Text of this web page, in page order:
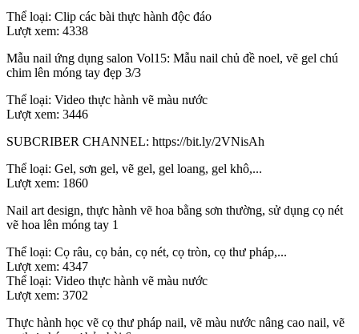
Thể loại: Clip các bài thực hành độc đáo
Lượt xem: 4338
Mẫu nail ứng dụng salon Vol15: Mẫu nail chủ đề noel, vẽ gel chú
chim lên móng tay đẹp 3/3
Thể loại: Video thực hành vẽ màu nước
Lượt xem: 3446
SUBCRIBER CHANNEL: https://bit.ly/2VNisAh
Thể loại: Gel, sơn gel, vẽ gel, gel loang, gel khô,...
Lượt xem: 1860
Nail art design, thực hành vẽ hoa bằng sơn thường, sử dụng cọ nét
vẽ hoa lên móng tay 1
Thể loại: Cọ râu, cọ bản, cọ nét, cọ tròn, cọ thư pháp,...
Lượt xem: 4347
Thể loại: Video thực hành vẽ màu nước
Lượt xem: 3702
Thực hành học vẽ cọ thư pháp nail, vẽ màu nước nâng cao nail, vẽ